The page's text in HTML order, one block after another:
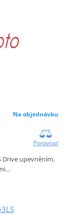
Na objednávku
Porovnať
Drive upevněním,